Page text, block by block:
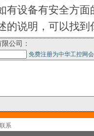
有设备有安全方
的说明，可以找到
公司：
免费注册为中华工控网
系